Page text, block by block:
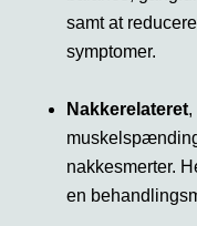
samt at
symptomer.
Nakkerelateret,
nakkesmerter.
en